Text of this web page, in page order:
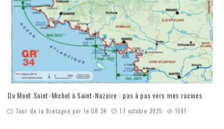
Du Mont Saint-Michel à Saint-Nazaire : pas à pas vers mes racines
Tour de la Bretagne par le GR 34 17 octobre 2025 1591